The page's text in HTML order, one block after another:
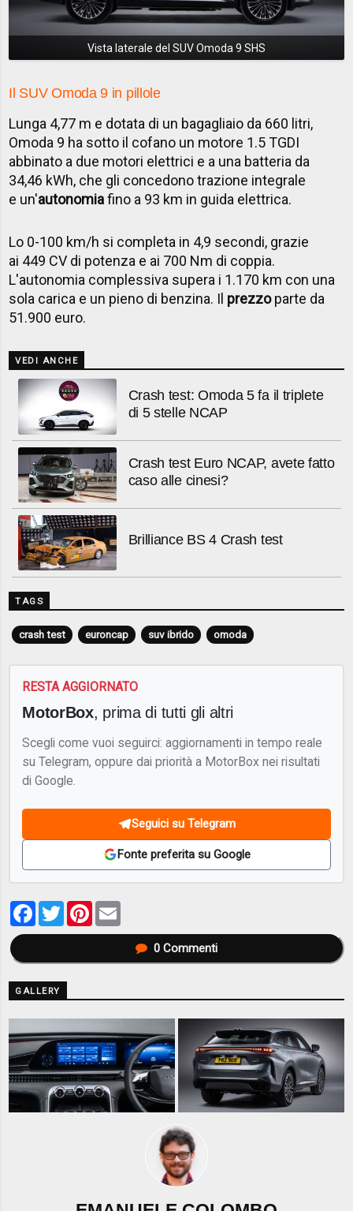
Vista laterale del SUV Omoda 9 SHS
Il SUV Omoda 9 in pillole
Lunga 4,77 m e dotata di un bagagliaio da 660 litri,
Omoda 9 ha sotto il cofano un motore 1.5 TGDI
abbinato a due motori elettrici e a una batteria da
34,46 kWh, che gli concedono trazione integrale
e un'autonomiafino a 93 km in guida elettrica.
Lo 0-100 km/h si completa in 4,9 secondi, grazie
ai 449 CV di potenza e ai 700 Nm di coppia.
L'autonomia complessiva supera i 1.170 km con una
sola carica e un pieno di benzina. Il prezzoparte da
51.900 euro.
VEDI ANCHE
Crash test: Omoda 5 fa il triplete
di 5 stelle NCAP
Crash test Euro NCAP, avete fatto
caso alle cinesi?
Brilliance BS 4 Crash test
TAGS
crash test euroncap suv ibrido omoda
RESTA AGGIORNATO
MotorBox, prima di tutti gli altri
Scegli come vuoi seguirci: aggiornamenti in tempo reale
su Telegram, oppure dai priorità a MotorBox nei risultati
di Google.
Seguici su Telegram
Fonte preferita su Google
Facebook
TwitterPinterest
0Commenti
GALLERY